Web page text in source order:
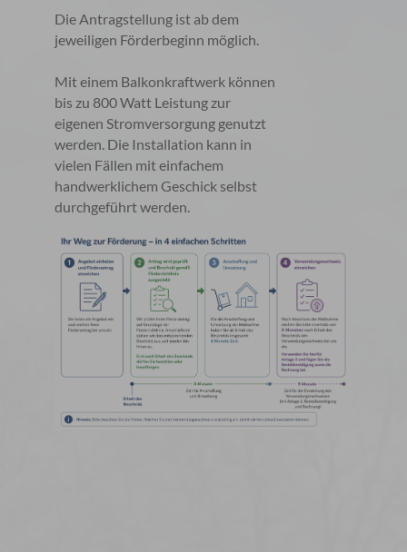
Die Antragstellung ist ab dem
jeweiligen Förderbeginn möglich.
Mit einem Balkonkraftwerk können
bis zu 800 Watt Leistung zur
eigenen Stromversorgung genutzt
werden. Die Installation kann in
vielen Fällen mit einfachem
handwerklichem Geschick selbst
durchgeführt werden.